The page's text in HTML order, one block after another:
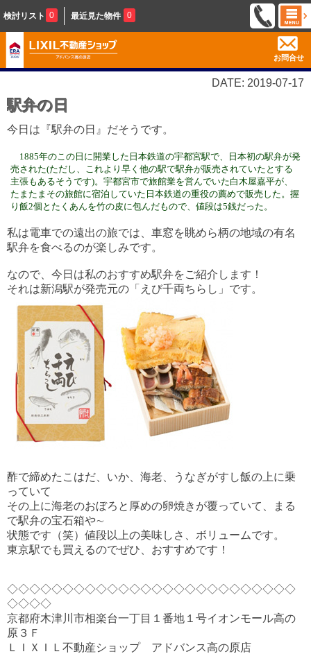
検討リスト 0 最近見た物件 0
お問合せ
DATE: 2019-07-17
駅弁の日
今日は『駅弁の日』だそうです。
1885年のこの日に開業した日本鉄道の宇都宮駅で、日本初の駅弁が発
売された(ただし、これより早く他の駅で駅弁が販売されていたとする
主張もあるそうです)。 宇都宮市で旅館業を営んでいた白木屋嘉平が、
たまたまその旅館に宿泊していた日本鉄道の重役の薦めで販売した。握
り飯2個とたくあんを竹の皮に包んだもので、値段は5銭だった。
私は電車での遠出の旅では、車窓を眺めら柄の地域の有名
駅弁を食べるのが楽しみです。
なので、今日は私のおすすめ駅弁をご紹介します！
それは新潟駅が発売元の「えび千両ちらし」です。
酢で締めたこはだ、いか、海老、うなぎがすし飯の上に乗
っていて
その上に海老のおぼろと厚めの卵焼きが覆っていて、まる
で駅弁の宝石箱や∼
状態です（笑）値段以上の美味しさ、ボリュームです。
東京駅でも買えるのでぜひ、おすすめです！
◇◇◇◇◇◇◇◇◇◇◇◇◇◇◇◇◇◇◇◇◇◇◇◇◇◇
◇◇◇◇
京都府木津川市相楽台一丁目１番地１号イオンモール高の
原３Ｆ
ＬＩＸＩＬ不動産ショップ アドバンス高の原店